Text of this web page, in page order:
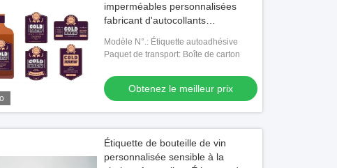
imperméables personnalisées
fabricant d'autocollants
d'étiquettes
Modèle N°.: Étiquette autoadhésive
Paquet de transport: Boîte de carton
Obtenez le meilleur prix
Étiquette de bouteille de vin
personnalisée sensible à la